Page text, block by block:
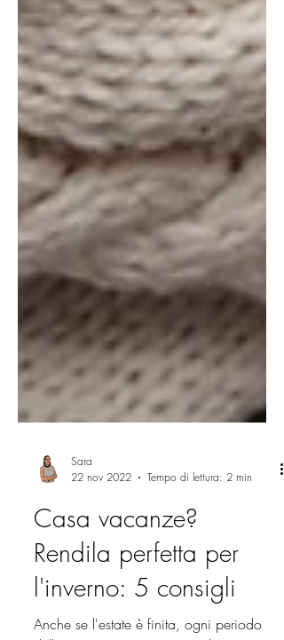
22 nov 2022
Tempo di lettura: 2 min
Casa vacanze?
Rendila perfetta per
l'inverno: 5 consigli